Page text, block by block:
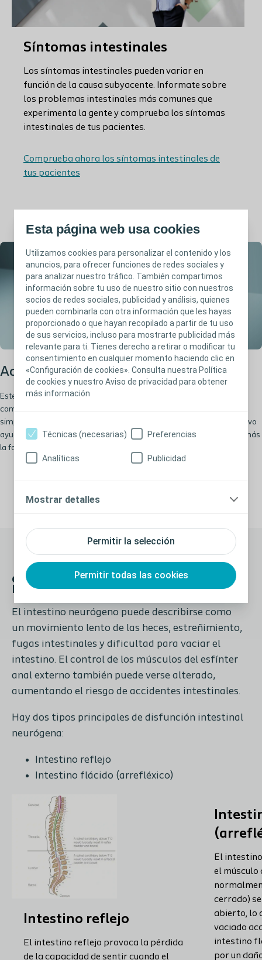
Esta página web usa cookies
Utilizamos cookies para personalizar el contenido y los
anuncios, para ofrecer funciones de redes sociales y
para analizar nuestro tráfico. También compartimos
información sobre tu uso de nuestro sitio con nuestros
socios de redes sociales, publicidad y análisis, quienes
pueden combinarla con otra información que les hayas
proporcionado o que hayan recopilado a partir de tu uso
de sus servicios, incluso para mostrarte publicidad más
relevante para ti. Tienes derecho a retirar o modificar tu
consentimiento en cualquier momento haciendo clic en
«Configuración de cookies». Consulta nuestra Política
de cookies y nuestro Aviso de privacidad para obtener
más información
Permitir la selección
Permitir todas las cookies
Técnicas (necesarias) Preferencias
Analíticas Publicidad
Mostrar detalles
Síntomas intestinales
Los síntomas intestinales pueden variar en
función de la causa subyacente. Informate sobre
los problemas intestinales más comunes que
experimenta la gente y comprueba los síntomas
intestinales de tus pacientes.
Comprueba ahora los síntomas intestinales de
tus pacientes
Adherencia e inicio de la ITA
Este vídeo muestra cómo Peristeen® Light ayuda a ofrecer un buen
comienzo en la irrigación transanal gracias a tres factores clave:
simplicidad, comodidad y apoyo continuo. Su diseño sencillo e intuitivo
ayuda a minimizar las molestias físicas y mentales, facilitando además
la formación y el seguimiento de los pacientes.
¿Qué es el intestino
neurógeno?
El intestino neurógeno puede describirse como
un movimiento lento de las heces, estreñimiento,
fugas intestinales y dificultad para vaciar el
intestino. El control de los músculos del esfínter
anal externo también puede verse alterado,
aumentando el riesgo de accidentes intestinales.
Hay dos tipos principales de disfunción intestinal
neurógena:
Intestino reflejo
Intestino flácido (arrefléxico)
Intestino reflejo
El intestino reflejo provoca la pérdida
de la capacidad de sentir cuando el
El
el músculo
cerrado)
abierto, lo
vaciado
intestino
por un